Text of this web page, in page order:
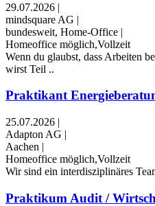
29.07.2026 |
mindsquare AG |
bundesweit, Home-Office |
Homeoffice möglich,Vollzeit
Wenn du glaubst, dass Arbeiten
wirst Teil ..
Praktikant
25.07.2026 |
Adapton AG |
Aachen |
Homeoffice möglich,Vollzeit
Wir sind ein interdisziplinäres
Praktikum Audit /